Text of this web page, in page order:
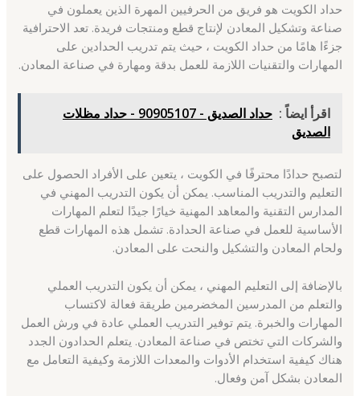
حداد الكويت هو فريق من الحرفيين المهرة الذين يعملون في
صناعة وتشكيل المعادن لإنتاج قطع ومنتجات فريدة. تعد الاحترافية
جزءًا هامًا من حداد الكويت ، حيث يتم تدريب الحدادين على
المهارات والتقنيات اللازمة للعمل بدقة ومهارة في صناعة المعادن.
اقرأ ايضاً :
حداد الصديق - 90905107 - حداد مظلات
الصديق
لتصبح حدادًا محترفًا في الكويت ، يتعين على الأفراد الحصول على
التعليم والتدريب المناسب. يمكن أن يكون التدريب المهني في
المدارس التقنية والمعاهد المهنية خيارًا جيدًا لتعلم المهارات
الأساسية للعمل في صناعة الحدادة. تشمل هذه المهارات قطع
ولحام المعادن والتشكيل والنحت على المعادن.
بالإضافة إلى التعليم المهني ، يمكن أن يكون التدريب العملي
والتعلم من المدرسين المخضرمين طريقة فعالة لاكتساب
المهارات والخبرة. يتم توفير التدريب العملي عادة في ورش العمل
والشركات التي تختص في صناعة المعادن. يتعلم الحدادون الجدد
هناك كيفية استخدام الأدوات والمعدات اللازمة وكيفية التعامل مع
المعادن بشكل آمن وفعال.